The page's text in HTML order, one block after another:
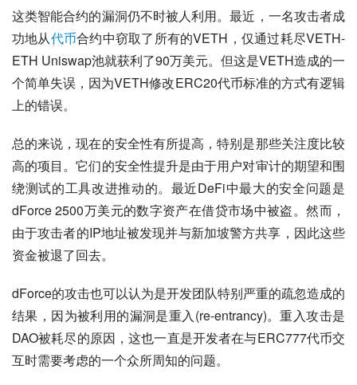
这类智能合约的漏洞仍不时被人利用。最近，一名攻击者成
功地从代币合约中窃取了所有的VETH，仅通过耗尽VETH-
ETH Uniswap池就获利了90万美元。但这是VETH造成的一
个简单失误，因为VETH修改ERC20代币标准的方式有逻辑
上的错误。
总的来说，现在的安全性有所提高，特别是那些关注度比较
高的项目。它们的安全性提升是由于用户对审计的期望和围
绕测试的工具改进推动的。最近DeFi中最大的安全问题是
dForce 2500万美元的数字资产在借贷市场中被盗。然而，
由于攻击者的IP地址被发现并与新加坡警方共享，因此这些
资金被退了回去。
dForce的攻击也可以认为是开发团队特别严重的疏忽造成的
结果，因为被利用的漏洞是重入(re-entrancy)。重入攻击是
DAO被耗尽的原因，这也一直是开发者在与ERC777代币交
互时需要考虑的一个众所周知的问题。